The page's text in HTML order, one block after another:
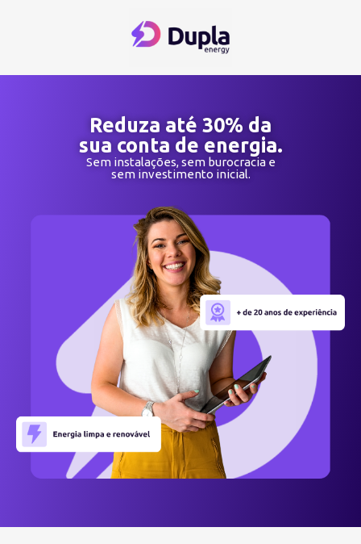
Reduza até 30% da
sua conta de energia.
Sem instalações, sem burocracia e
sem investimento inicial.